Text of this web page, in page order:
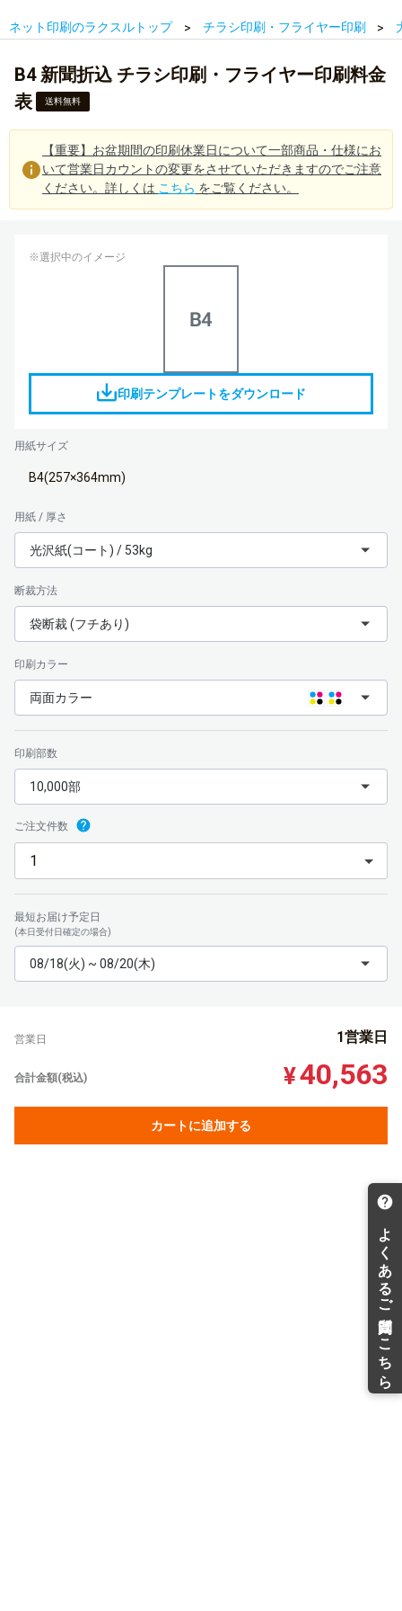
ネット印刷のラクスルトップ チラシ印刷・フライヤー印刷
B4 新聞折込 チラシ印刷・フライヤー印刷料金
表
送料無料
【重要】お盆期間の印刷休業日について一部商品・仕様にお
いて営業日カウントの変更をさせていただきますのでご注意
ください。詳しくは こちら をご覧ください。
※選択中のイメージ
印刷テンプレートをダウンロード
用紙サイズ
B4(257×364mm)
用紙 / 厚さ
光沢紙(コート) / 53kg
断裁方法
袋断裁 (フチあり)
印刷カラー
両面カラー
印刷部数
10,000部
ご注文件数
最短お届け予定日
(本日受付日確定の場合)
08/18(火) ~ 08/20(木)
営業日 1営業日
合計金額(税込) ¥40,563
カートに追加する